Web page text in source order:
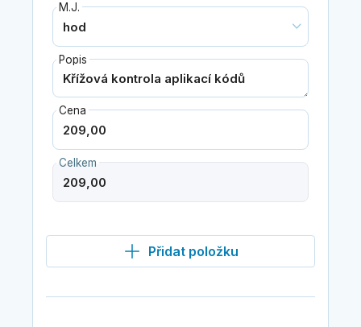
M.J.
Popis
Cena
Celkem
Přidat položku